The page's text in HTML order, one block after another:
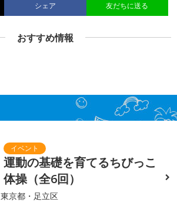
シェア 友だちに送る
おすすめ情報
運動の基礎を育てるちびっこ
体操（全6回）
東京都・足立区